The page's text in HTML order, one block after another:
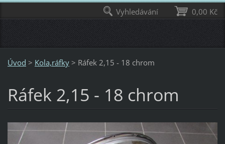
Úvod > Kola,ráfky > Ráfek 2,15 - 18 chrom
Ráfek 2,15 - 18 chrom
0,00 Kč
Vyhledávání